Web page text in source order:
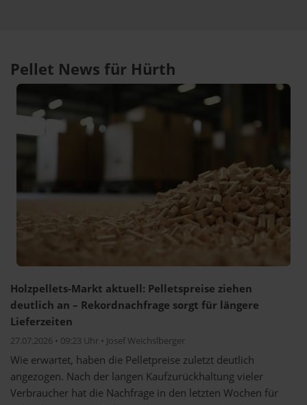
Pellet News für Hürth
Holzpellets-Markt aktuell: Pelletspreise ziehen
deutlich an – Rekordnachfrage sorgt für längere
Lieferzeiten
27.07.2026 • 09:23 Uhr • Josef Weichslberger
Wie erwartet, haben die Pelletpreise zuletzt deutlich
angezogen. Nach der langen Kaufzurückhaltung vieler
Verbraucher hat die Nachfrage in den letzten Wochen für